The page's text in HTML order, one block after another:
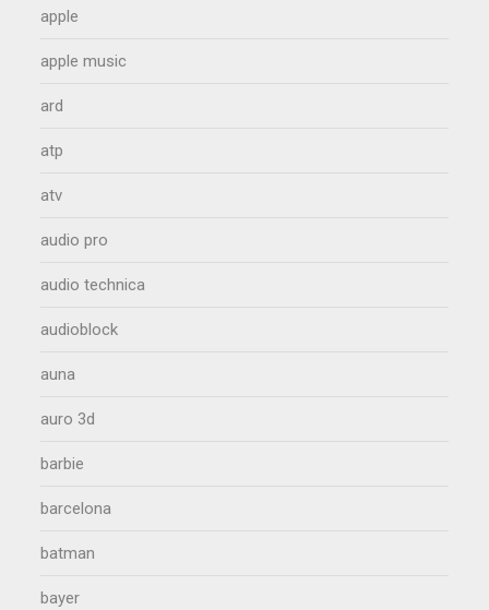
apple
apple music
ard
atp
atv
audio pro
audio technica
audioblock
auna
auro 3d
barbie
barcelona
batman
bayer